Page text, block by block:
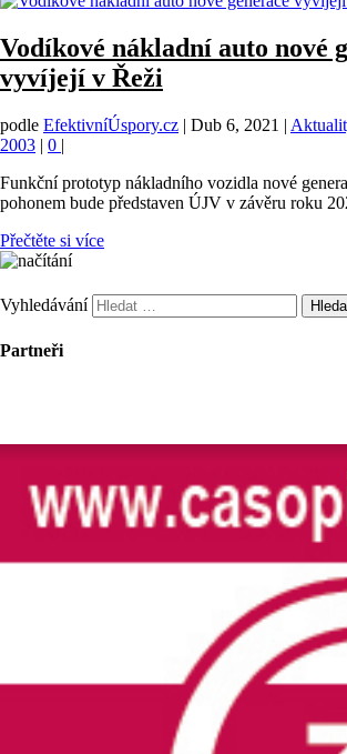
Vodíkové nákladní auto nové
vyvíjejí v Řeži
podle EfektivníÚspory.cz | Dub 6, 2021 |
2003 | 0 |
Funkční prototyp nákladního vozidla nové
pohonem bude představen ÚJV v závěru roku
Přečtěte si více
Vyhledávání
Partneři